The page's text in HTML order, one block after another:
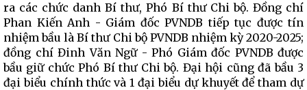
ra các chức danh Bí thư, Phó Bí thư Chi bộ. Đồng chí
Phan Kiến Anh - Giám đốc PVNDB tiếp tục được tín
nhiệm bầu là Bí thư Chi bộ PVNDB nhiệm kỳ 2020-2025;
đồng chí Đinh Văn Ngữ - Phó Giám đốc PVNDB được
bầu giữ chức Phó Bí thư Chi bộ. Đại hội cũng đã bầu 3
đại biểu chính thức và 1 đại biểu dự khuyết để tham dự